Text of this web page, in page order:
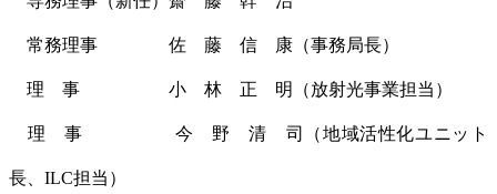
常務理事 佐 藤 信 康（事務局長）
理 事 小 林 正 明（放射光事業担当）
理 事 今 野 清 司（地域活性化ユニット
長、ILC担当）